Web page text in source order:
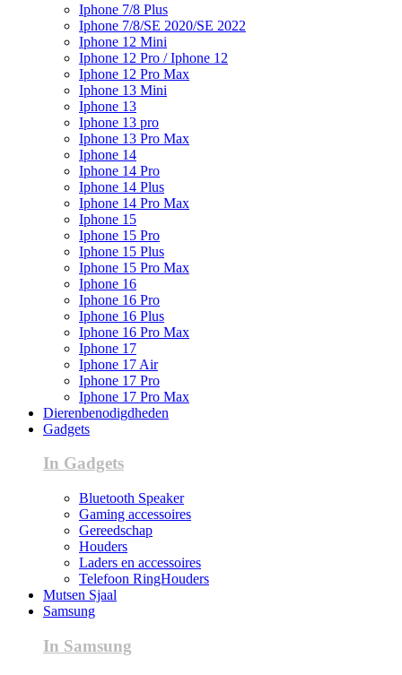
Iphone 7/8 Plus
Iphone 7/8/SE 2020/SE 2022
Iphone 12 Mini
Iphone 12 Pro / Iphone 12
Iphone 12 Pro Max
Iphone 13 Mini
Iphone 13
Iphone 13 pro
Iphone 13 Pro Max
Iphone 14
Iphone 14 Pro
Iphone 14 Plus
Iphone 14 Pro Max
Iphone 15
Iphone 15 Pro
Iphone 15 Plus
Iphone 15 Pro Max
Iphone 16
Iphone 16 Pro
Iphone 16 Plus
Iphone 16 Pro Max
Iphone 17
Iphone 17 Air
Iphone 17 Pro
Iphone 17 Pro Max
Dierenbenodigdheden
Gadgets
In Gadgets
Bluetooth Speaker
Gaming accessoires
Gereedschap
Houders
Laders en accessoires
Telefoon RingHouders
Mutsen Sjaal
Samsung
In Samsung